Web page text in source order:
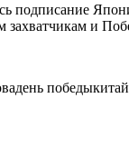
подписание
захватчикам и
день победыкитай